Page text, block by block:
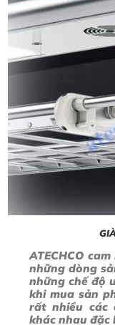
ATECHCO cam
những dòng
những chế độ
khi mua sản
rất nhiều các
khác nhau đặc